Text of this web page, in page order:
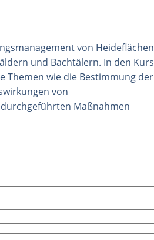
von
und Bachtälern. In den
Themen wie die Bestimmung der
von
Maßnahmen